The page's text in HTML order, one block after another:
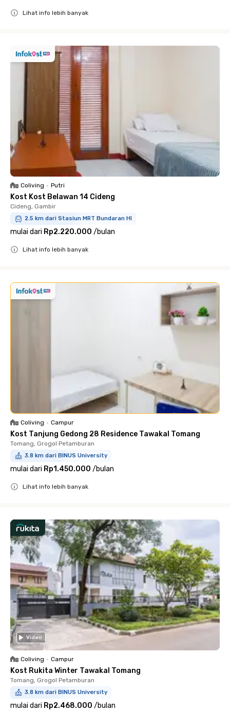
Lihat info lebih banyak
Coliving • Putri
Kost Kost Belawan 14 Cideng
Cideng, Gambir
2.5 km dari Stasiun MRT Bundaran HI
mulai dari Rp2.220.000 /bulan
Lihat info lebih banyak
Coliving • Campur
Kost Tanjung Gedong 28 Residence Tawakal Tomang
Tomang, Grogol Petamburan
3.8 km dari BINUS University
mulai dari Rp1.450.000 /bulan
Lihat info lebih banyak
Video
Coliving • Campur
Kost Rukita Winter Tawakal Tomang
Tomang, Grogol Petamburan
3.8 km dari BINUS University
mulai dari Rp2.468.000 /bulan